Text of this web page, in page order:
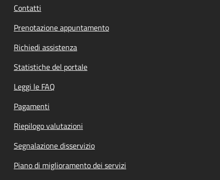
Contatti
Prenotazione appuntamento
Richiedi assistenza
Statistiche del portale
Leggi le FAQ
Pagamenti
Riepilogo valutazioni
Segnalazione disservizio
Piano di miglioramento dei servizi